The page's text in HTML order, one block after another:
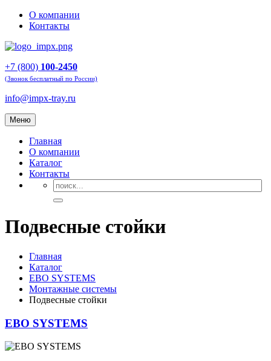
О компании
Контакты
+7 (800) 100-2450
(Звонок бесплатный по России)
info@impx-tray.ru
Меню
Главная
О компании
Каталог
Контакты
Подвесные стойки
Главная
Каталог
EBO SYSTEMS
Монтажные системы
Подвесные стойки
EBO SYSTEMS